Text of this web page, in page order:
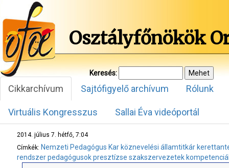
Osztályfőnökök
Keresés:
Cikkarchívum Sajtófigyelő archívum Rólunk
Virtuális Kongresszus Sallai Éva videóportál
2014. július 7. hétfő, 7:04
Címkék: Nemzeti Pedagógus Kar köznevelési államtitkár
rendszerpedagógusok presztízse szakszervezetek